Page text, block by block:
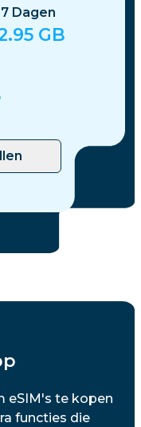
7 Dagen
GB
eSIM's te kopen
functies die